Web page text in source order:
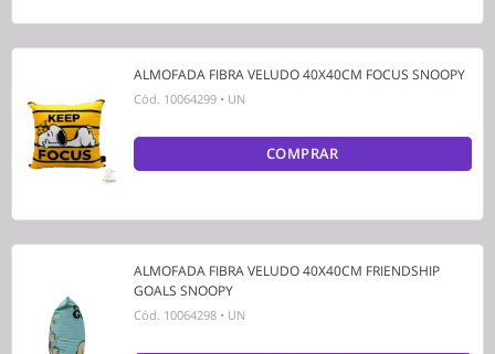
ALMOFADA FIBRA VELUDO 40X40CM FOCUS SNOOPY
Cód. 10064299 • UN
COMPRAR
ALMOFADA FIBRA VELUDO 40X40CM FRIENDSHIP
GOALS SNOOPY
Cód. 10064298 • UN